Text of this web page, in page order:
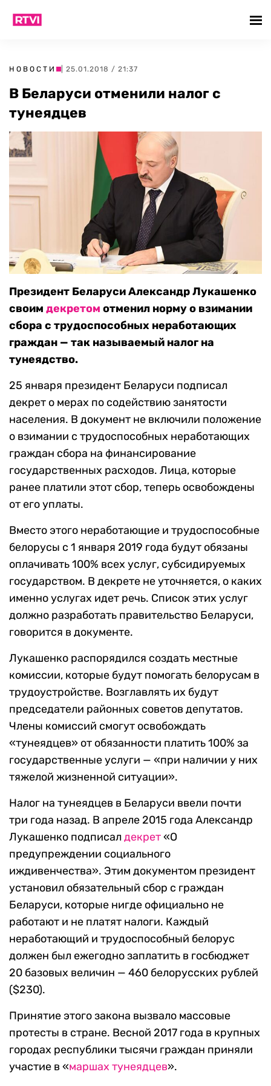
НОВОСТИ | 25.01.2018 / 21:37
В Беларуси отменили налог с
тунеядцев
Президент Беларуси Александр Лукашенко
своим декретом отменил норму о взимании
сбора с трудоспособных неработающих
граждан — так называемый налог на
тунеядство.
25 января президент Беларуси подписал
декрет о мерах по содействию занятости
населения. В документ не включили положение
о взимании с трудоспособных неработающих
граждан сбора на финансирование
государственных расходов. Лица, которые
ранее платили этот сбор, теперь освобождены
от его уплаты.
Вместо этого неработающие и трудоспособные
белорусы с 1 января 2019 года будут обязаны
оплачивать 100% всех услуг, субсидируемых
государством. В декрете не уточняется, о каких
именно услугах идет речь. Список этих услуг
должно разработать правительство Беларуси,
говорится в документе.
Лукашенко распорядился создать местные
комиссии, которые будут помогать белорусам в
трудоустройстве. Возглавлять их будут
председатели районных советов депутатов.
Члены комиссий смогут освобождать
«тунеядцев» от обязанности платить 100% за
государственные услуги — «при наличии у них
тяжелой жизненной ситуации».
Налог на тунеядцев в Беларуси ввели почти
три года назад. В апреле 2015 года Александр
Лукашенко подписал декрет«О
предупреждении социального
иждивенчества». Этим документом президент
установил обязательный сбор с граждан
Беларуси, которые нигде официально не
работают и не платят налоги. Каждый
неработающий и трудоспособный белорус
должен был ежегодно заплатить в госбюджет
20 базовых величин — 460 белорусских рублей
($230).
Принятие этого закона вызвало массовые
протесты в стране. Весной 2017 года в крупных
городах республики тысячи граждан приняли
участие в «маршах тунеядцев».